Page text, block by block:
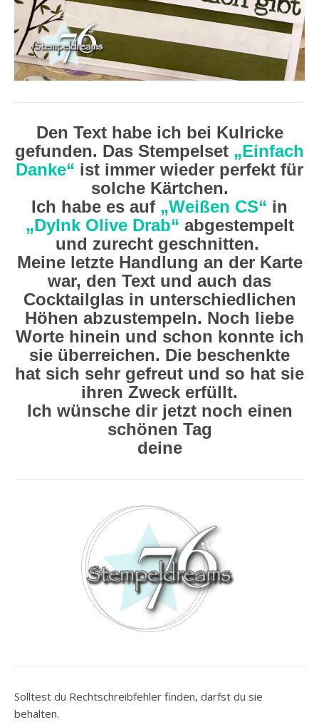
Den Text habe ich bei Kulricke
gefunden. Das Stempelset „Einfach
Danke“ ist immer wieder perfekt für
solche Kärtchen.
Ich habe es auf „Weißen CS“ in
„DyInk Olive Drab“ abgestempelt
und zurecht geschnitten.
Meine letzte Handlung an der Karte
war, den Text und auch das
Cocktailglas in unterschiedlichen
Höhen abzustempeln. Noch liebe
Worte hinein und schon konnte ich
sie überreichen. Die beschenkte
hat sich sehr gefreut und so hat sie
ihren Zweck erfüllt.
Ich wünsche dir jetzt noch einen
schönen Tag
deine
Solltest du Rechtschreibfehler finden, darfst du sie
behalten.